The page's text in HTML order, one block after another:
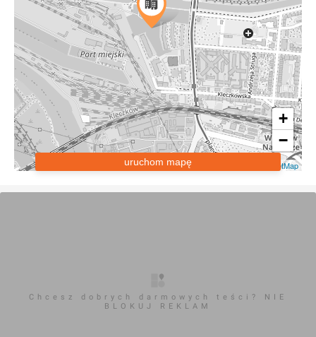
+
−
OpenStreetMap
uruchom mapę
Chcesz dobrych darmowych teści? NIE
BLOKUJ REKLAM